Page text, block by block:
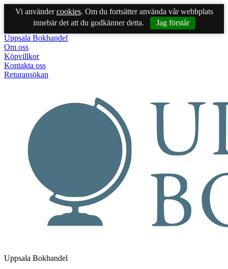
Vi användercookies. Om du fortsätter använda vår webbplats
innebär det att du godkänner detta.
Jag förstår
Uppsala Bokhandel
Om oss
Köpvillkor
Kontakta oss
Returansökan
Uppsala Bokhandel